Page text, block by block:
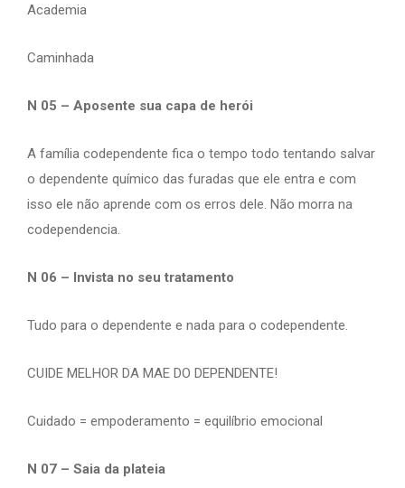
Academia
Caminhada
N 05 – Aposente sua capa de herói
A família codependente fica o tempo todo tentando salvar
o dependente químico das furadas que ele entra e com
isso ele não aprende com os erros dele. Não morra na
codependencia.
N 06 – Invista no seu tratamento
Tudo para o dependente e nada para o codependente.
CUIDE MELHOR DA MAE DO DEPENDENTE!
Cuidado = empoderamento = equilíbrio emocional
N 07 – Saia da plateia